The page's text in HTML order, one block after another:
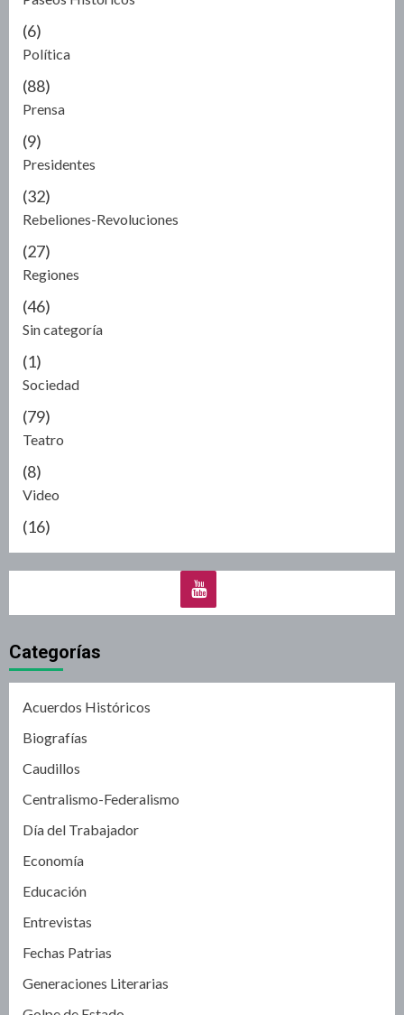
(6)
Política
(88)
Prensa
(9)
Presidentes
(32)
Rebeliones-Revoluciones
(27)
Regiones
(46)
Sin categoría
(1)
Sociedad
(79)
Teatro
(8)
Video
(16)
Categorías
Acuerdos Históricos
Biografías
Caudillos
Centralismo-Federalismo
Día del Trabajador
Economía
Educación
Entrevistas
Fechas Patrias
Generaciones Literarias